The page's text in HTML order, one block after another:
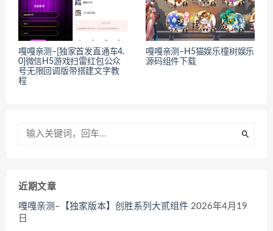
嘎嘎亲测–[独家首发直通车4.
0]微信H5游戏扫雷红包公众
号无限回调版带搭建文字教
程
嘎嘎亲测–H5猫娱乐橦树娱乐
源码组件下载
近期文章
嘎嘎亲测–【独家版本】创胜系列大贰组件 2026年4月19
日